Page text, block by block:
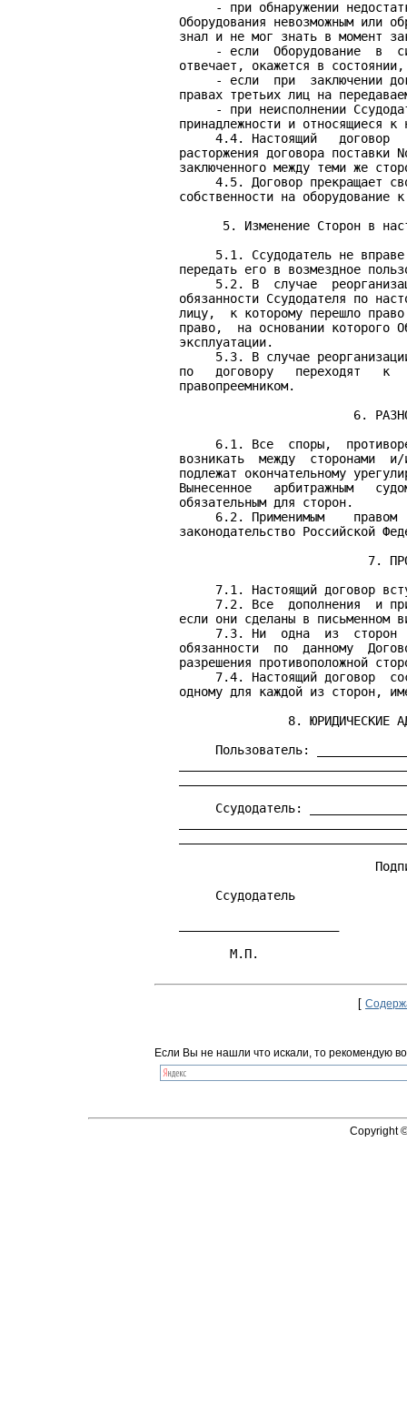
[
Если Вы не нашли что искали, то рекомендую
Copyright